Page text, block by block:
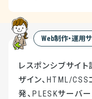
Web制作・運用
レスポンシブサイト
ザイン、HTML/CSS
発、PLESKサーバー